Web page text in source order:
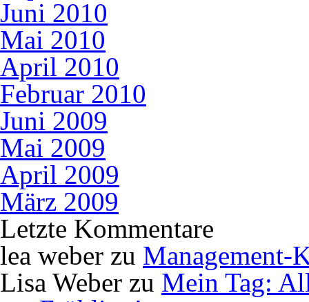
Juni 2010
Mai 2010
April 2010
Februar 2010
Juni 2009
Mai 2009
April 2009
März 2009
Letzte Kommentare
lea weber zu Management-
Lisa Weber zu Mein Tag: